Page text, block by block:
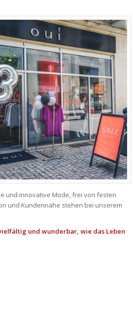
und innovative Mode, frei von festen
und Kundennähe stehen bei unserem
und wunderbar, wie das Leben